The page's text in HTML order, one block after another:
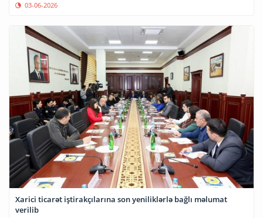
03-06-2026
Xarici ticarət iştirakçılarına son yeniliklərlə bağlı məlumat
verilib